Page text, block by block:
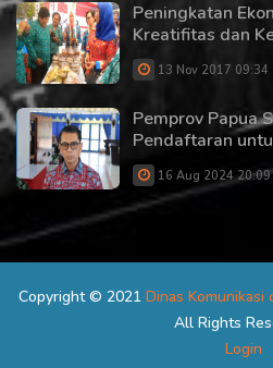
Peningkatan
Kreatifitas dan
13 Nov 2017 09:34
Pemprov Papua
Pendaftaran
16 Aug 2024 20:09
Copyright © 2021 Dinas Komunikasi
All Rights
Login